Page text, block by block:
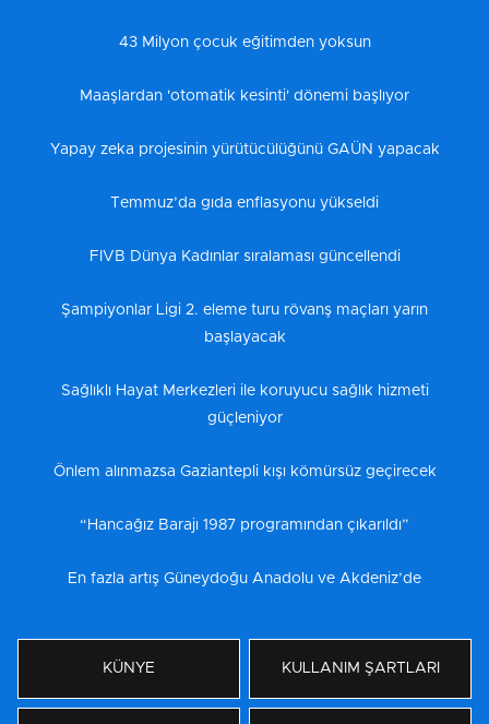
43 Milyon çocuk eğitimden yoksun
Maaşlardan 'otomatik kesinti' dönemi başlıyor
Yapay zeka projesinin yürütücülüğünü GAÜN yapacak
Temmuz’da gıda enflasyonu yükseldi
FIVB Dünya Kadınlar sıralaması güncellendi
Şampiyonlar Ligi 2. eleme turu rövanş maçları yarın
başlayacak
Sağlıklı Hayat Merkezleri ile koruyucu sağlık hizmeti
güçleniyor
Önlem alınmazsa Gaziantepli kışı kömürsüz geçirecek
“Hancağız Barajı 1987 programından çıkarıldı”
En fazla artış Güneydoğu Anadolu ve Akdeniz’de
KÜNYE KULLANIM ŞARTLARI